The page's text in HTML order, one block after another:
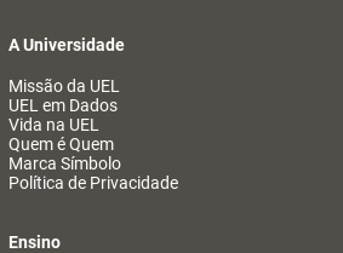
A Universidade
Missão da UEL
UEL em Dados
Vida na UEL
Quem é Quem
Marca Símbolo
Política de Privacidade
Ensino